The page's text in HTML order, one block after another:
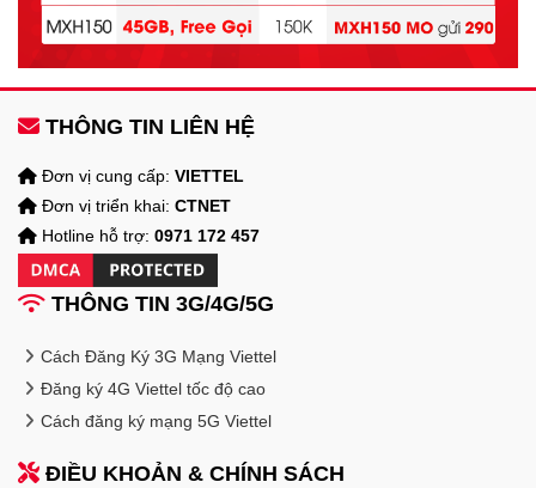
THÔNG TIN LIÊN HỆ
Đơn vị cung cấp: VIETTEL
Đơn vị triển khai: CTNET
Hotline hỗ trợ: 0971 172 457
THÔNG TIN 3G/4G/5G
Cách Đăng Ký 3G Mạng Viettel
Đăng ký 4G Viettel tốc độ cao
Cách đăng ký mạng 5G Viettel
ĐIỀU KHOẢN & CHÍNH SÁCH